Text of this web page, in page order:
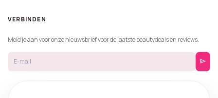
VERBINDEN
Meld je aan voor onze nieuwsbrief voor de laatste beautydeals en reviews.
send